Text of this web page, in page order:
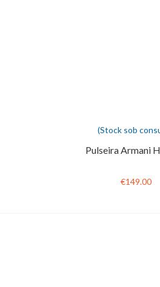
(Stock sob
Pulseira Armani
€149.00